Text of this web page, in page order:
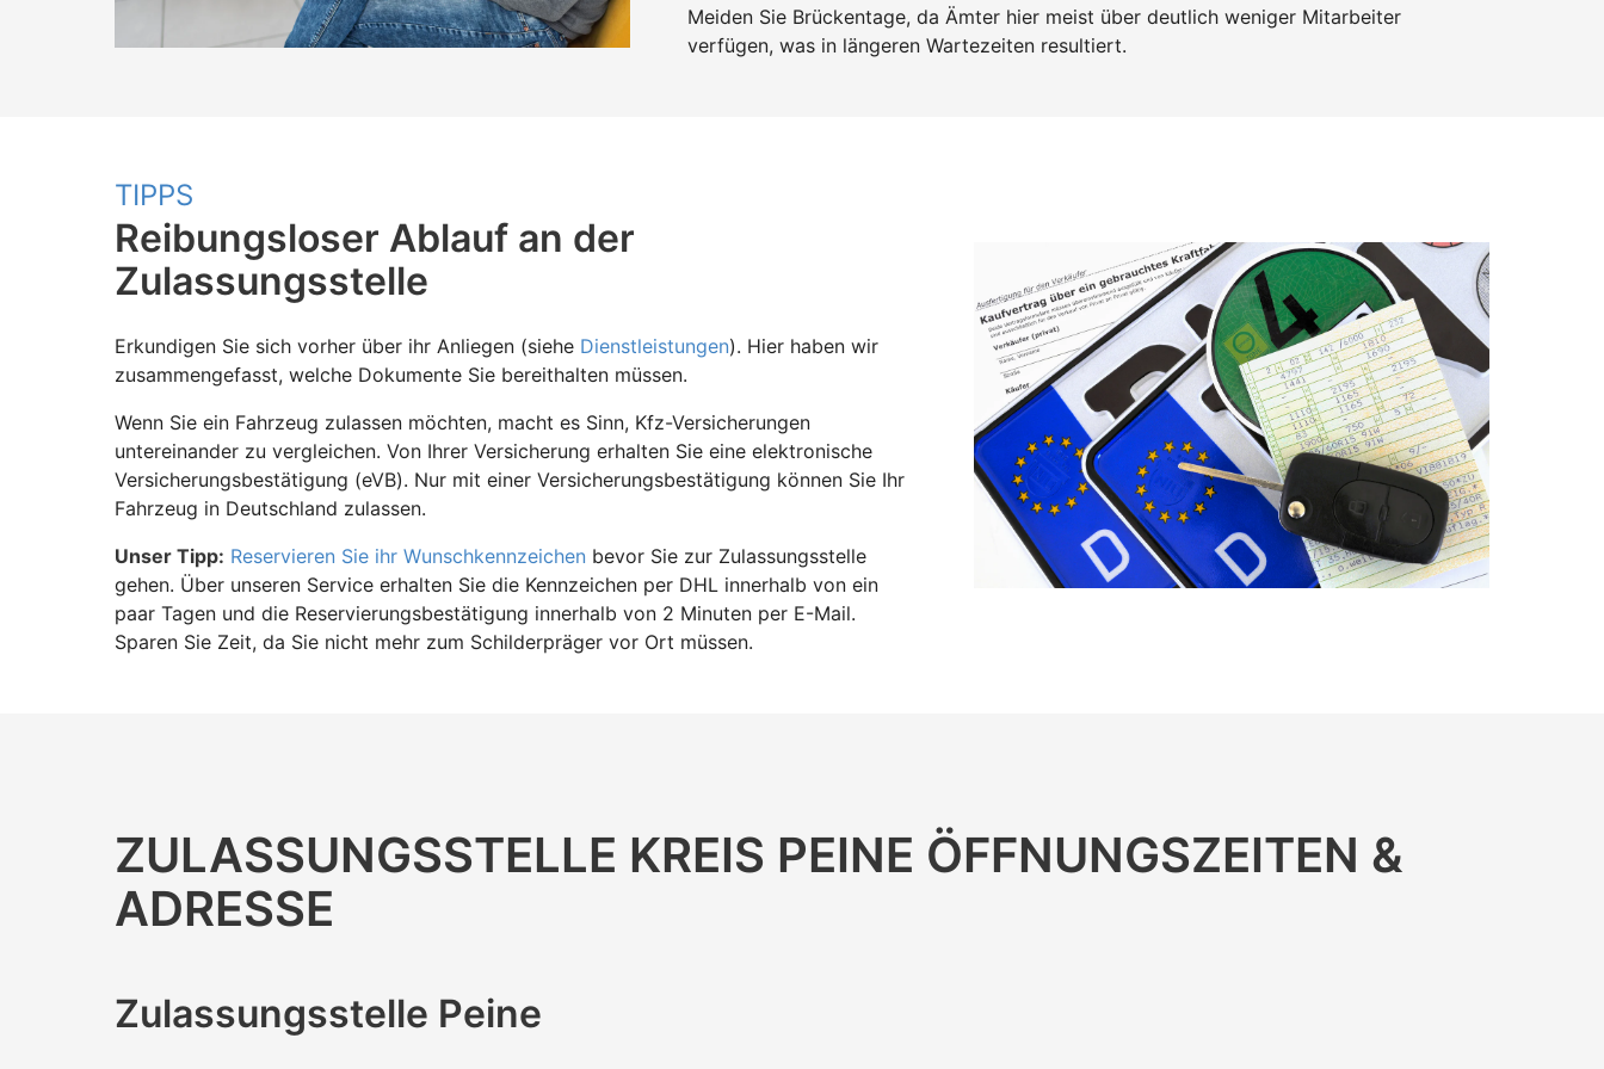
Meiden Sie Brückentage, da Ämter hier meist über deutlich weniger Mitarbeiter
verfügen, was in längeren Wartezeiten resultiert.
TIPPS
Reibungsloser Ablauf an der
Zulassungsstelle
Erkundigen Sie sich vorher über ihr Anliegen (siehe Dienstleistungen). Hier haben wir
zusammengefasst, welche Dokumente Sie bereithalten müssen.
Wenn Sie ein Fahrzeug zulassen möchten, macht es Sinn, Kfz-Versicherungen
untereinander zu vergleichen. Von Ihrer Versicherung erhalten Sie eine elektronische
Versicherungsbestätigung (eVB). Nur mit einer Versicherungsbestätigung können Sie Ihr
Fahrzeug in Deutschland zulassen.
Unser Tipp: Reservieren Sie ihr Wunschkennzeichen bevor Sie zur Zulassungsstelle
gehen. Über unseren Service erhalten Sie die Kennzeichen per DHL innerhalb von ein
paar Tagen und die Reservierungsbestätigung innerhalb von 2 Minuten per E-Mail.
Sparen Sie Zeit, da Sie nicht mehr zum Schilderpräger vor Ort müssen.
ZULASSUNGS­STELLE KREIS PEINE ÖFFNUNGS­ZEITEN &
ADRESSE
Zulassungs­stelle Peine